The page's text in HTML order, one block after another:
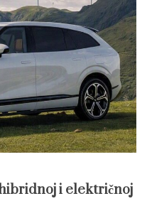
i električnoj